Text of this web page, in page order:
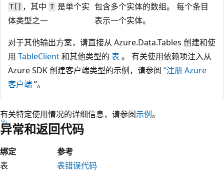
T[] ，其中T是单个实
体类型之一
包含多个实体的数组。 每个条目
表示一个实体。
对于其他输出方案，请直接从 Azure.Data.Tables 创建和使
用 TableClient和其他类型的 表 。 有关使用依赖项注入从
Azure SDK 创建客户端类型的示例，请参阅 “注册 Azure
客户端”。
有关特定使用情况的详细信息，请参阅示例。
异常和返回代码
绑定
参考
表
表错误代码